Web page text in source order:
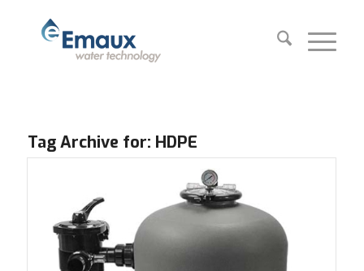
Tag Archive for: HDPE